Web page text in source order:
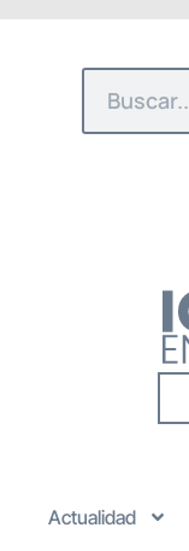
Actualidad